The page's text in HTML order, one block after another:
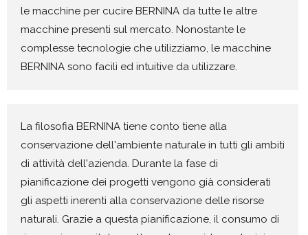
le macchine per cucire BERNINA da tutte le altre
macchine presenti sul mercato. Nonostante le
complesse tecnologie che utilizziamo, le macchine
BERNINA sono facili ed intuitive da utilizzare.
La filosofia BERNINA tiene conto tiene alla
conservazione dell'ambiente naturale in tutti gli ambiti
di attività dell'azienda. Durante la fase di
pianificazione dei progetti vengono già considerati
gli aspetti inerenti alla conservazione delle risorse
naturali. Grazie a questa pianificazione, il consumo di